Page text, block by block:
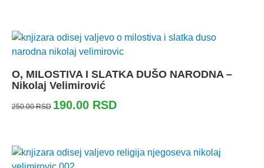
O, MILOSTIVA I SLATKA DUŠO NARODNA –
Nikolaj Velimirović
250.00RSD 190.00 RSD